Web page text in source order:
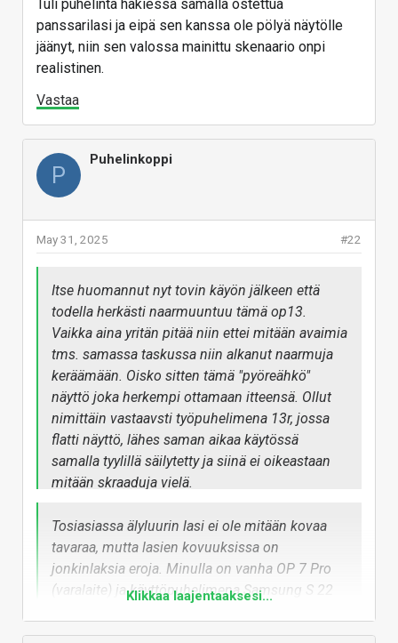
Tuli puhelinta hakiessa samalla ostettua
panssarilasi ja eipä sen kanssa ole pölyä näytölle
jäänyt, niin sen valossa mainittu skenaario onpi
realistinen.
Vastaa
P
Puhelinkoppi
#22
May 31, 2025
Itse huomannut nyt tovin käyön jälkeen että
todella herkästi naarmuuntuu tämä op13.
Vaikka aina yritän pitää niin ettei mitään avaimia
tms. samassa taskussa niin alkanut naarmuja
keräämään. Oisko sitten tämä "pyöreähkö"
näyttö joka herkempi ottamaan itteensä. Ollut
nimittäin vastaavsti työpuhelimena 13r, jossa
flatti näyttö, lähes saman aikaa käytössä
samalla tyylillä säilytetty ja siinä ei oikeastaan
mitään skraaduja vielä.
kalvoa poissa, mutta en kyllä sellasta huomaa
että olisi paikallaan... Toki mahdollista että
ensimmäistä kertaa avatessa repiny sen poissa
ajattelematta asiaa, mutta en keksi miksi niin
Tosiasiassa älyluurin lasi ei ole mitään kovaa
tavaraa, mutta lasien kovuuksissa on
jonkinlaksia eroja. Minulla on vanha OP 7 Pro
(varalaite) ja käyttöpuhelimena Samsung S 22
yhtään. Pehmeydellä haetaan parempaa
Klikkaa laajentaaksesi...